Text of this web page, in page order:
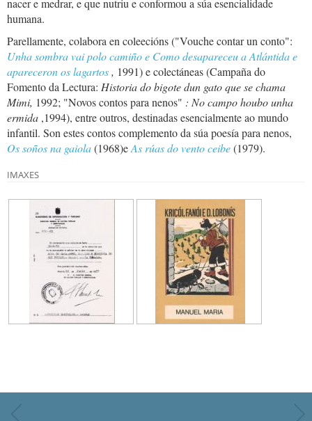
nacer e medrar, e que nutriu e conformou a súa esencialidade
humana.
Parellamente, colabora en coleecións ("Vouche contar un conto":
Unha sombra vai polo camiño e Como desapareceu a Atlántida e
apareceron os lagartos, 1991) e colectáneas (Campaña do
Fomento da Lectura: Historia do bigote dun gato que se chama
Mimi, 1992; "Novos contos para nenos" : No campo houbo unha
ermida ,1994), entre outros, destinadas esencialmente ao mundo
infantil. Son estes contos complemento da súa poesía para nenos,
Os soños na gaiola(1968)eAs rúas do vento ceibe(1979).
IMAXES